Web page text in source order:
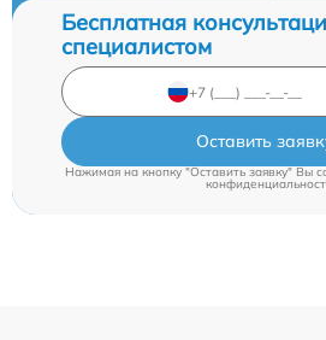
Бесплатная
специалистом
Оставить
Нажимая на кнопку "Оставить заявку" Вы